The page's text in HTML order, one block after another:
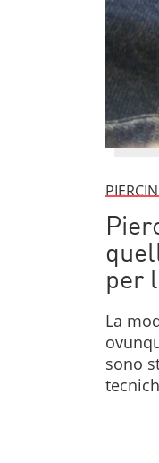
per
La
sono